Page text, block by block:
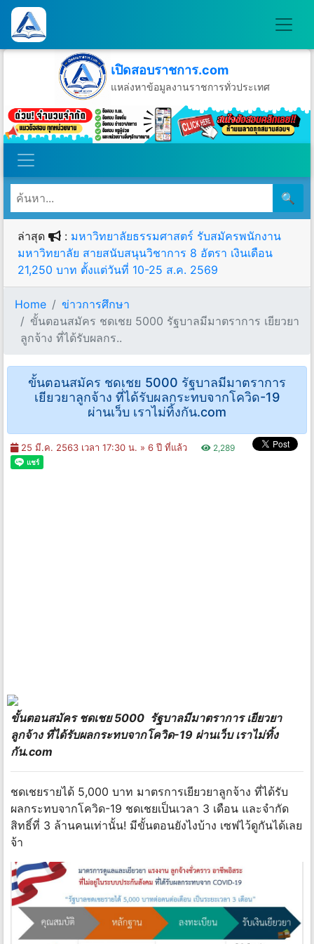
เปิดสอบราชการ.com
แหล่งหาข้อมูลงานราชการทั่วประเทศ
วันศุกร์ที่ 7 เดือนสิงหาคม พ.ศ.2569
🔍
ล่าสุด : มหาวิทยาลัยธรรมศาสตร์ รับสมัครพนักงาน
มหาวิทยาลัย สายสนับสนุนวิชาการ 8 อัตรา เงินเดือน
21,250 บาท ตั้งแต่วันที่ 10-25 ส.ค. 2569
Home
ข่าวการศึกษา
ขั้นตอนสมัคร ชดเชย 5000 รัฐบาลมีมาตราการ เยียวยา
ลูกจ้าง ที่ได้รับผลกร..
ขั้นตอนสมัคร ชดเชย 5000 รัฐบาลมีมาตราการ
เยียวยาลูกจ้าง ที่ได้รับผลกระทบจากโควิด-19
ผ่านเว็บ เราไม่ทิ้งกัน.com
25 มี.ค. 2563 เวลา 17:30 น. » 6 ปี ที่แล้ว 2,289
ขั้นตอนสมัคร ชดเชย 5000 รัฐบาลมีมาตราการ เยียวยา
ลูกจ้าง ที่ได้รับผลกระทบจากโควิด-19 ผ่านเว็บ เราไม่ทิ้ง
กัน.com
ชดเชยรายได้ 5,000 บาท มาตรการเยียวยาลูกจ้าง ที่ได้รับ
ผลกระทบจากโควิด-19 ชดเชยเป็นเวลา 3 เดือน และจำกัด
สิทธิ์ที่ 3 ล้านคนเท่านั้น! มีขั้นตอนยังไงบ้าง เซฟไว้ดูกันได้เลย
จ้า